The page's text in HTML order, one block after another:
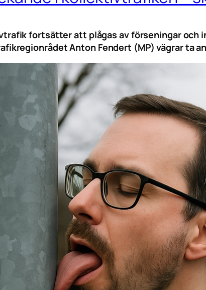
fortsätter att plågas av förseningar och
Anton Fendert (MP) vägrar ta